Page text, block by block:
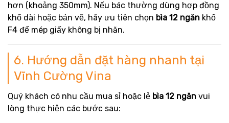
hơn (khoảng 350mm). Nếu bác thường dùng hợp đồng
khổ dài hoặc bản vẽ, hãy ưu tiên chọn bìa 12 ngăn khổ
F4 để mép giấy không bị nhăn.
6. Hướng dẫn đặt hàng nhanh tại
Vĩnh Cường Vina
Quý khách có nhu cầu mua sỉ hoặc lẻ bìa 12 ngăn vui
lòng thực hiện các bước sau: